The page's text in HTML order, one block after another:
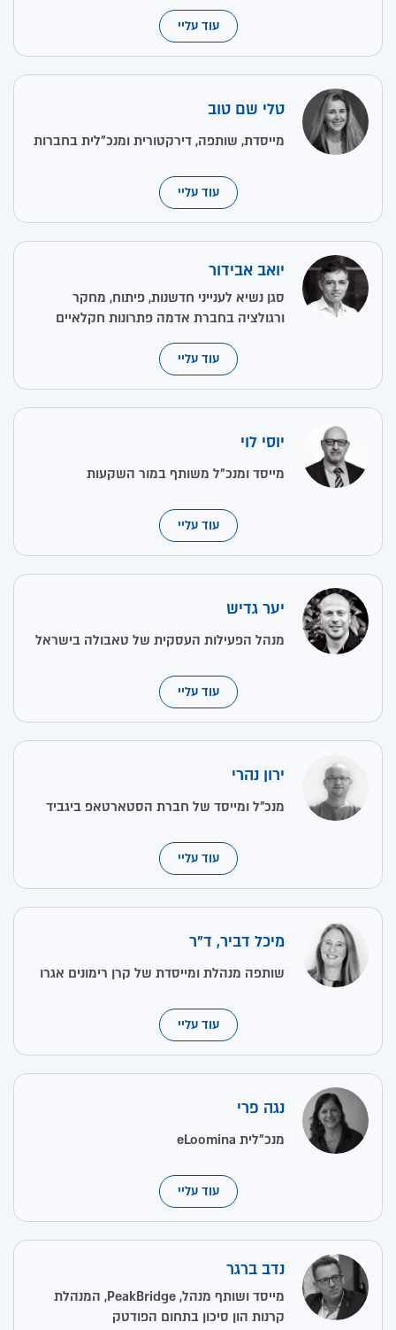
עוד עליי
טלי שם טוב
מייסדת, שותפה, דירקטורית ומנכ"לית בחברות
עוד עליי
יואב אבידור
סגן נשיא לענייני חדשנות, פיתוח, מחקר
ורגולציה בחברת אדמה פתרונות חקלאיים
עוד עליי
יוסי לוי
מייסד ומנכ"ל משותף במור השקעות
עוד עליי
יער גדיש
מנהל הפעילות העסקית של טאבולה בישראל
עוד עליי
ירון נהרי
מנכ״ל ומייסד של חברת הסטארטאפ ביגביד
עוד עליי
מיכל דביר, ד"ר
שותפה מנהלת ומייסדת של קרן רימונים אגרו
עוד עליי
נגה פרי
מנכ"לית eLoomina
עוד עליי
נדב ברגר
מייסד ושותף מנהל, PeakBridge, המנהלת
קרנות הון סיכון בתחום הפודטק